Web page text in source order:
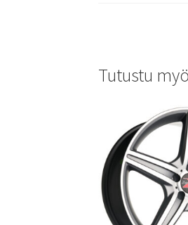
Tutustu